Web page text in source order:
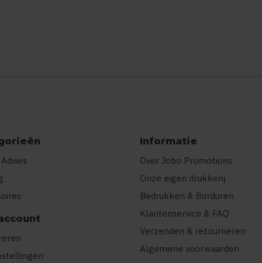
Informatie
Over Jobo Promotions
Onze eigen drukkerij
Bedrukken & Borduren
Klantenservice & FAQ
Verzenden & retourneren
Algemene voorwaarden